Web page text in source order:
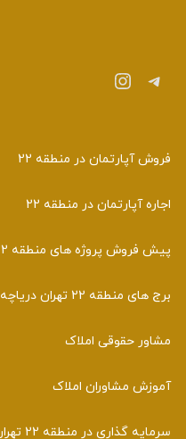
تلگراماینستاگرم
فروش آپارتمان در منطقه 22
اجاره آپارتمان در منطقه 22
پیش فروش پروژه های منطقه 22
برج های منطقه 22 تهران دریاچه چیتگر
مشاور حقوقی املاک
آموزش مشاوران املاک
سرمایه گذاری در منطقه 22 تهران